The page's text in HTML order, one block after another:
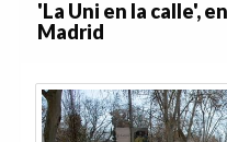
'La Uni en la calle',
Madrid